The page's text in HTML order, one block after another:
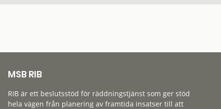
MSB RIB
RIB är ett beslutsstöd för räddningstjänst som ger stöd
hela vägen från planering av framtida insatser till att